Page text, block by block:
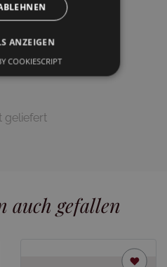
und milder
geliefert
auch gefallen
ANZEIGEN
COOKIESCRIPT